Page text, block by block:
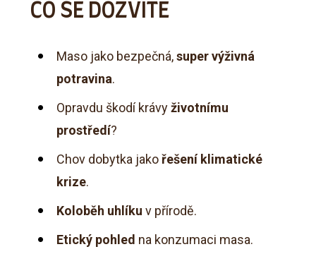
CO SE DOZVÍTE
Maso jako bezpečná,super výživná
potravina.
Opravdu škodí krávyživotnímu
prostředí?
Chov dobytka jakořešení klimatické
krize.
Koloběh uhlíku v přírodě.
Etický pohled na konzumaci masa.